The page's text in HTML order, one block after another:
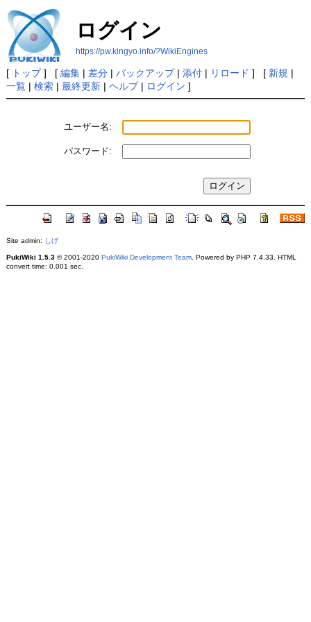
ログイン
https://pw.kingyo.info/?WikiEngines
[ トップ] [ 編集| 差分| バックアップ| 添付| リロード ] [ 新規 |
一覧| 検索| 最終更新| ヘルプ| ログイン ]
ユーザー名:
パスワード:
Site admin: しげ
PukiWiki 1.5.3© 2001-2020 PukiWiki Development Team. Powered by PHP 7.4.33. HTML
convert time: 0.001 sec.